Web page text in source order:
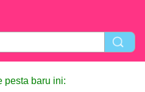
pesta baru ini: